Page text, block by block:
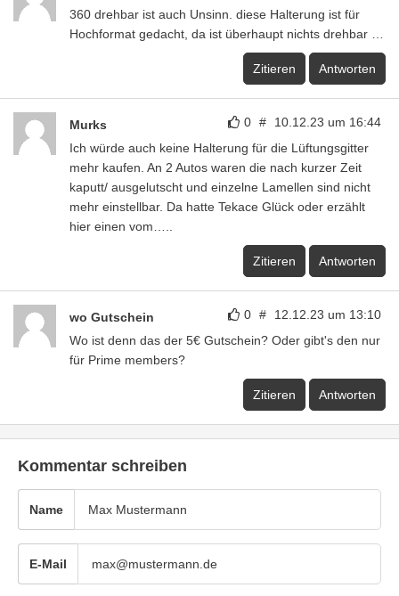
360 drehbar ist auch Unsinn. diese Halterung ist für
Hochformat gedacht, da ist überhaupt nichts drehbar …
Zitieren Antworten
0 # 10.12.23 um 16:44
Murks
Ich würde auch keine Halterung für die Lüftungsgitter
mehr kaufen. An 2 Autos waren die nach kurzer Zeit
kaputt/ ausgelutscht und einzelne Lamellen sind nicht
mehr einstellbar. Da hatte Tekace Glück oder erzählt
hier einen vom…..
Zitieren Antworten
0 # 12.12.23 um 13:10
wo Gutschein
Wo ist denn das der 5€ Gutschein? Oder gibt's den nur
für Prime members?
Zitieren Antworten
Kommentar schreiben
Name
E-Mail